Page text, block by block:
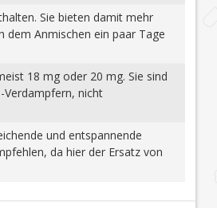
Sie bieten damit mehr
dem Anmischen ein paar Tage
18 mg oder 20 mg. Sie sind
nicht
und entspannende
da hier der Ersatz von